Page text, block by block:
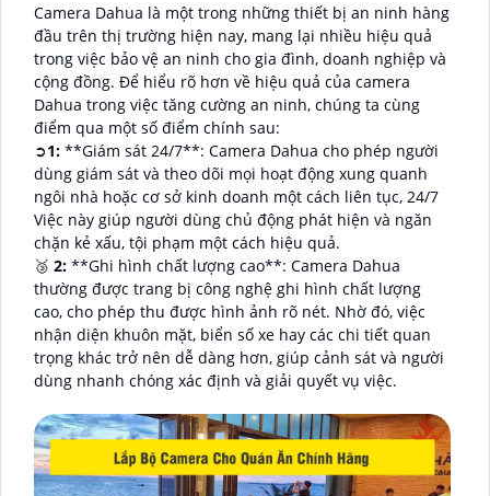
Camera Dahua là một trong những thiết bị an ninh hàng
đầu trên thị trường hiện nay, mang lại nhiều hiệu quả
trong việc bảo vệ an ninh cho gia đình, doanh nghiệp và
cộng đồng. Để hiểu rõ hơn về hiệu quả của camera
Dahua trong việc tăng cường an ninh, chúng ta cùng
điểm qua một số điểm chính sau:
➲1: **Giám sát 24/7**: Camera Dahua cho phép người
dùng giám sát và theo dõi mọi hoạt động xung quanh
ngôi nhà hoặc cơ sở kinh doanh một cách liên tục, 24/7
Việc này giúp người dùng chủ động phát hiện và ngăn
chặn kẻ xấu, tội phạm một cách hiệu quả.
🥉 2: **Ghi hình chất lượng cao**: Camera Dahua
thường được trang bị công nghệ ghi hình chất lượng
cao, cho phép thu được hình ảnh rõ nét. Nhờ đó, việc
nhận diện khuôn mặt, biển số xe hay các chi tiết quan
trọng khác trở nên dễ dàng hơn, giúp cảnh sát và người
dùng nhanh chóng xác định và giải quyết vụ việc.